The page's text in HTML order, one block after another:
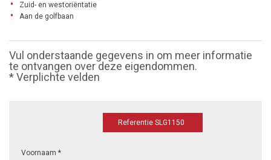
Zuid- en westoriëntatie
Aan de golfbaan
Vul onderstaande gegevens in om meer informatie
te ontvangen over deze eigendommen.
* Verplichte velden
Referentie SLG1150
Voornaam *